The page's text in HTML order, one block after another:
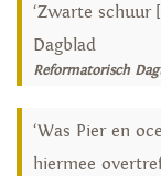
‘Zwarte schuur
Dagblad
Reformatorisch
‘Was Pier en
hiermee